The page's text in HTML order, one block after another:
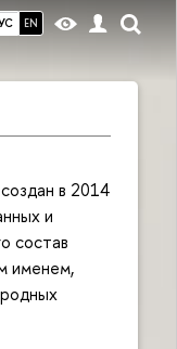
EN
в 2014
и
состав
именем,